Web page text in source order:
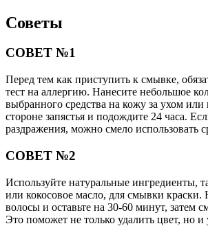
Советы
СОВЕТ №1
Перед тем как приступить к смывке,
тест на аллергию. Нанесите небольшое
выбранного средства на кожу за ухом или
стороне запястья и подождите 24 часа.
раздражения, можно смело использовать
СОВЕТ №2
Используйте натуральные ингредиенты,
или кокосовое масло, для смывки краски.
волосы и оставьте на 30-60 минут, затем
Это поможет не только удалить цвет, но